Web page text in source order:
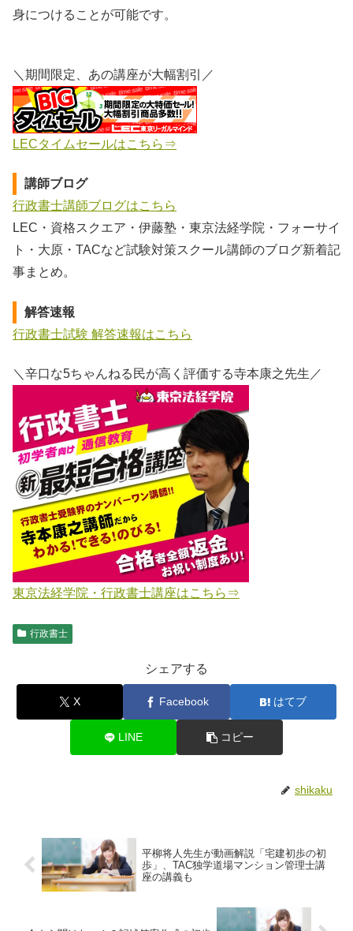
身につけることが可能です。
＼期間限定、あの講座が大幅割引／
LECタイムセールはこちら⇒
講師ブログ
行政書士講師ブログはこちら
LEC・資格スクエア・伊藤塾・東京法経学院・フォーサイ
ト・大原・TACなど試験対策スクール講師のブログ新着記
事まとめ。
解答速報
行政書士試験 解答速報はこちら
＼辛口な5ちゃんねる民が高く評価する寺本康之先生／
東京法経学院・行政書士講座はこちら⇒
行政書士
シェアする
X Facebook はてブ
LINE コピー
shikaku
平柳将人先生が動画解説「宅建初歩の初
歩」、TAC独学道場マンション管理士講
座の講義も